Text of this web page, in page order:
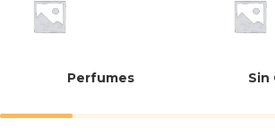
Perfumes Sin